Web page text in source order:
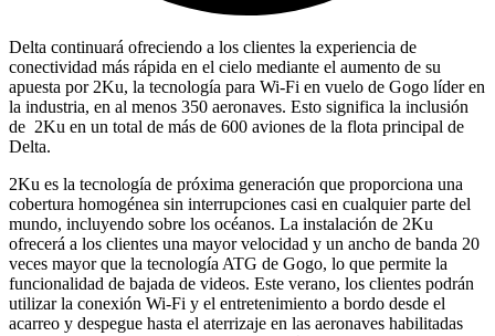
Delta continuará ofreciendo a los clientes la experiencia de
conectividad más rápida en el cielo mediante el aumento de su
apuesta por 2Ku, la tecnología para Wi-Fi en vuelo de Gogo líder en
la industria, en al menos 350 aeronaves. Esto significa la inclusión
de 2Ku en un total de más de 600 aviones de la flota principal de
Delta.
2Ku es la tecnología de próxima generación que proporciona una
cobertura homogénea sin interrupciones casi en cualquier parte del
mundo, incluyendo sobre los océanos. La instalación de 2Ku
ofrecerá a los clientes una mayor velocidad y un ancho de banda 20
veces mayor que la tecnología ATG de Gogo, lo que permite la
funcionalidad de bajada de videos. Este verano, los clientes podrán
utilizar la conexión Wi-Fi y el entretenimiento a bordo desde el
acarreo y despegue hasta el aterrizaje en las aeronaves habilitadas